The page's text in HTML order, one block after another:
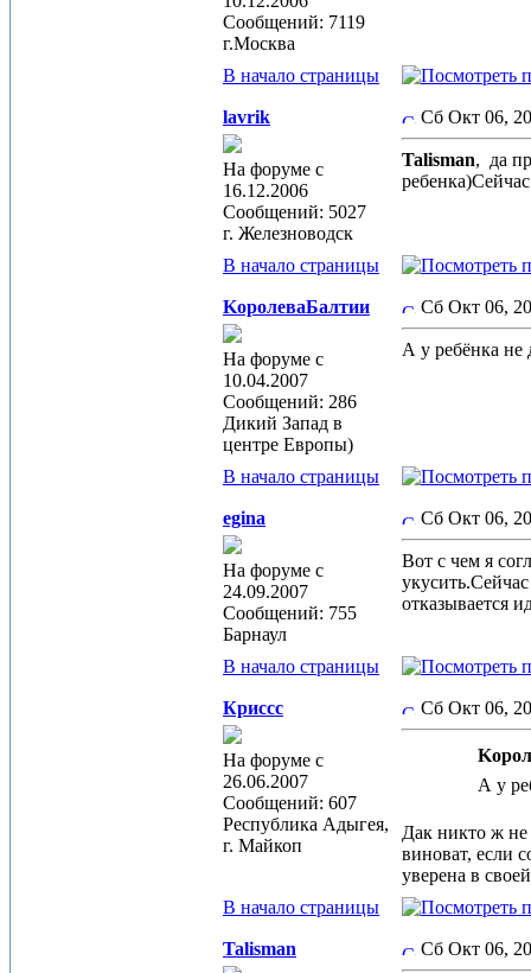
Сообщений: 7119
г.Москва
В начало страницы
lavrik
На форуме с
16.12.2006
Сообщений: 5027
г. Железноводск
Сб Окт 06,
Talisman, да
В начало страницы
KoролеваБалтии
На форуме с
10.04.2007
Сообщений: 286
Дикий Запад в
центре Европы)
Сб Окт 06,
А у ребёнка не
В начало страницы
egina
На форуме с
24.09.2007
Сообщений: 755
Барнаул
Сб Окт 06,
Вот с чем я
отказывается
В начало страницы
Криссс
На форуме с
26.06.2007
Сообщений: 607
Республика Адыгея,
г. Майкоп
Сб Окт 06,
А у
Дак никто ж не
виноват, если
уверена в
В начало страницы
Talisman Сб Окт 06,